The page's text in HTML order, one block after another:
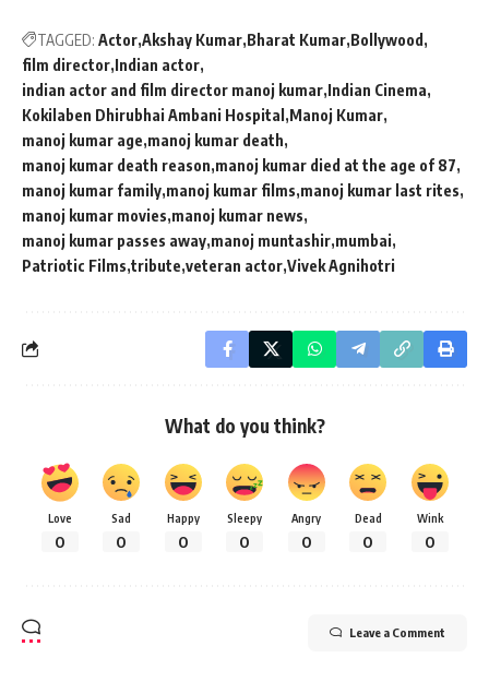
TAGGED: Actor Akshay Kumar Bharat Kumar Bollywood
film director Indian actor
indian actor and film director manoj kumar Indian Cinema
Kokilaben Dhirubhai Ambani Hospital Manoj Kumar
manoj kumar age manoj kumar death
manoj kumar death reason manoj kumar died at the age of 87
manoj kumar family manoj kumar films manoj kumar last rites
manoj kumar movies manoj kumar news
manoj kumar passes away manoj muntashir mumbai
Patriotic Films tribute veteran actor Vivek Agnihotri
What do you think?
Love
0
Sad
0
Happy
0
Sleepy
0
Angry
0
Dead
0
Wink
0
Leave a Comment